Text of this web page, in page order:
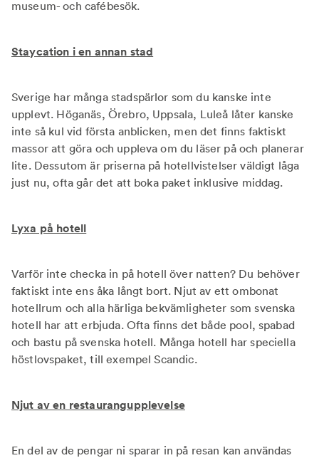
museum- och cafébesök.
Staycation i en annan stad
Sverige har många stadspärlor som du kanske inte
upplevt. Höganäs, Örebro, Uppsala, Luleå låter kanske
inte så kul vid första anblicken, men det finns faktiskt
massor att göra och uppleva om du läser på och planerar
lite. Dessutom är priserna på hotellvistelser väldigt låga
just nu, ofta går det att boka paket inklusive middag.
Lyxa på hotell
Varför inte checka in på hotell över natten? Du behöver
faktiskt inte ens åka långt bort. Njut av ett ombonat
hotellrum och alla härliga bekvämligheter som svenska
hotell har att erbjuda. Ofta finns det både pool, spabad
och bastu på svenska hotell. Många hotell har speciella
höstlovspaket, till exempel Scandic.
Njut av en restaurangupplevelse
En del av de pengar ni sparar in på resan kan användas